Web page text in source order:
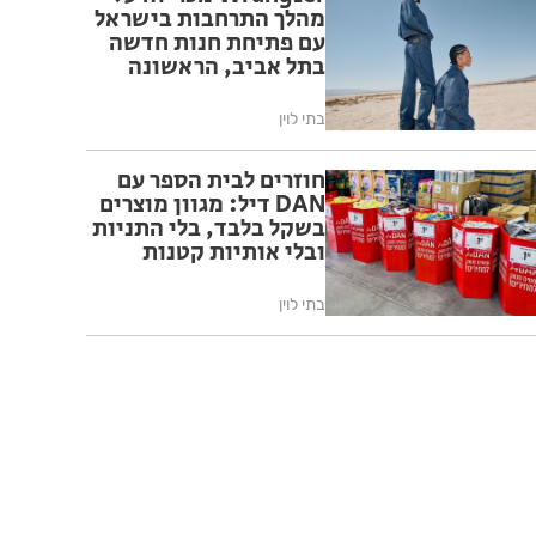
מהלך התרחבות בישראל
עם פתיחת חנות חדשה
בתל אביב, הראשונה
בהתאם לקונספט
בתי לוין
חוזרים לבית הספר עם
DAN דיל: מגוון מוצרים
בשקל בלבד, בלי התניות
ובלי אותיות קטנות
בתי לוין